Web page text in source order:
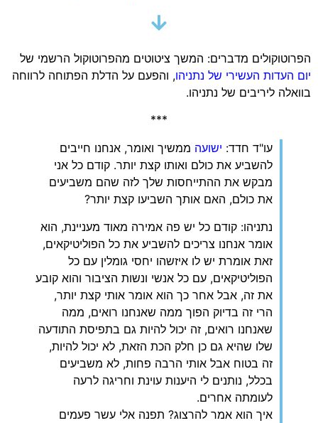
הפרוטוקולים מדברים: המשך ציטוטים מהפרוטוקול הרשמי של
יום העדות העשירי של נתניהו, והפעם על הדלת הפתוחה לרווחה
בוואלה ליריבים של נתניהו.
***
עו"ד חדד: ישועה ממשיך ואומר, אנחנו חייבים
להשביע את כולם ואותו קצת יותר. קודם כל אני
מבקש את ההתייחסות שלך לזה שהם משביעים
את כולם, האם אותך השביעו קצת יותר?
נתניהו: קודם כל יש פה אמירה מאוד מעניינת, הוא
אומר אנחנו צריכים להשביע את כל הפוליטיקאים,
זאת אומרת יש לו איזשהו יחסי גומלין עם כל
הפוליטיקאים, עם כל אנשי ונשות הציבור והוא קובע
את זה, אבל אחר כך הוא אומר אותי קצת יותר,
הרי זה בדיוק הפוך ממה שאנחנו רואים, ממה
שאנחנו רואים, זה יכול להיות גם בתפיסת התודעה
שלו שהיא גם כן חלק הכת הזאת, לא יכול להיות,
זה בטוח אבל אותי הרבה פחות, לא משביעים
בכלל, נותנים לי היענות עוינת וחריגה לרעה
לעומתה אחרים.
איך הוא אמר להרצוג? תפנה אלי עשר פעמים